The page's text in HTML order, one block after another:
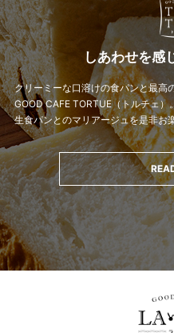
しあわせを感
クリーミーな口溶けの食パンと最高
GOOD CAFE TORTUE（トルチェ）
生食パンとのマリアージュを是非お